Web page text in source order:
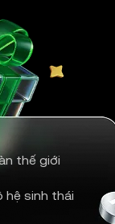
thế giới
hệ sinh thái